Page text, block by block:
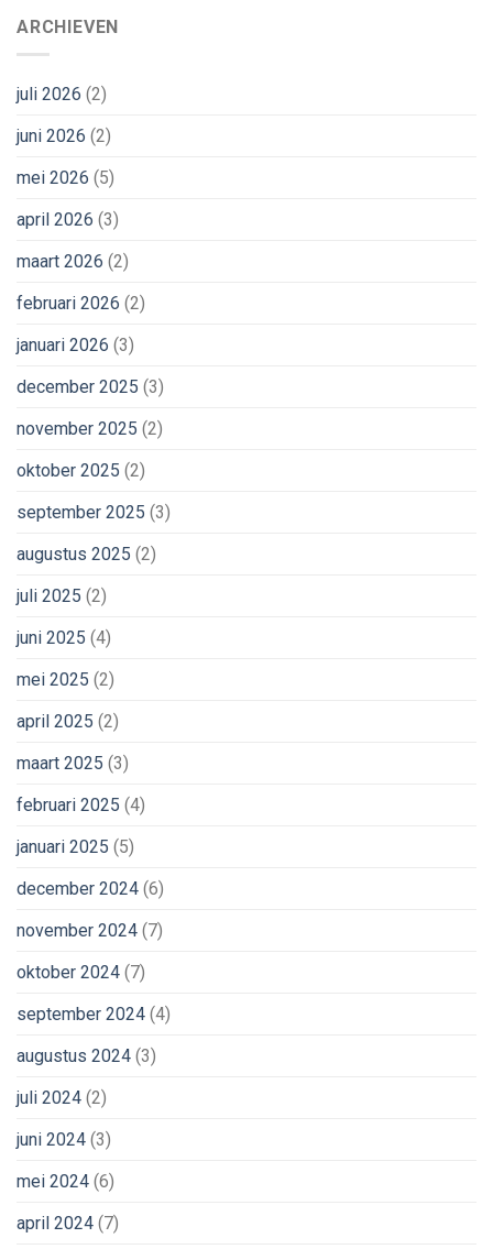
ARCHIEVEN
juli 2026 (2)
juni 2026 (2)
mei 2026 (5)
april 2026 (3)
maart 2026 (2)
februari 2026 (2)
januari 2026 (3)
december 2025 (3)
november 2025 (2)
oktober 2025 (2)
september 2025 (3)
augustus 2025 (2)
juli 2025 (2)
juni 2025 (4)
mei 2025 (2)
april 2025 (2)
maart 2025 (3)
februari 2025 (4)
januari 2025 (5)
december 2024 (6)
november 2024 (7)
oktober 2024 (7)
september 2024 (4)
augustus 2024 (3)
juli 2024 (2)
juni 2024 (3)
mei 2024 (6)
april 2024 (7)